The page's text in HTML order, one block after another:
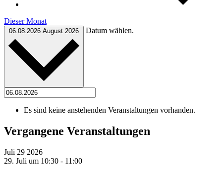
Dieser Monat
06.08.2026 August 2026 Datum wählen.
Es sind keine anstehenden Veranstaltungen vorhanden.
Vergangene Veranstaltungen
Juli 29 2026
29. Juli um 10:30 - 11:00